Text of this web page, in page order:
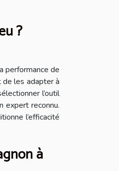
?
performance de
de les adapter à
l’outil
expert reconnu.
l’efficacité
à